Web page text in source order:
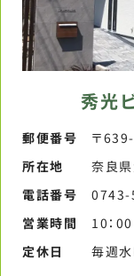
秀光
郵便番号​
〒
所在地
奈良
電話番号​
営業時間​
10：
定休日​
毎週